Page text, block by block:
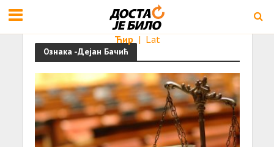
Ћир | Lat
Ознака -Дејан Бачић